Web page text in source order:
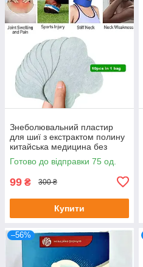
Знеболювальний пластир
для шиї з екстрактом полину
китайська медицина без
картонного паковання
Готово до відправки 75 од.
99 ₴ 300 ₴
Купити
–56%